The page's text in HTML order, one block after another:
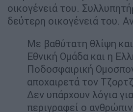
οικογένειά του.
δεύτερη οικογένειά του.
Με βαθύτατη θλίψη
Εθνική Ομάδα και η
Ποδοσφαιρική
αποχαιρετά τον
Δεν υπάρχουν λόγια
περιγραφεί ο